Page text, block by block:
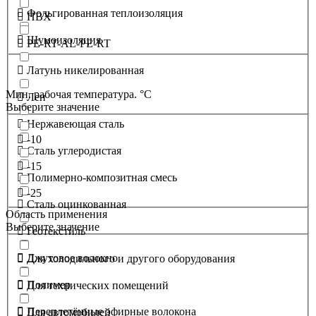
Фольгированная теплоизоляция
Шумоизоляция
ПВХ
PE-RT-AL-PE-RT
Латунь никелированная
Лен
Нержавеющая сталь
Сталь углеродистая
Полимерно-композитная смесь
Сталь оцинкованная
Геотекстиль
Джутовое волокно
Полимер
Переплетённые эфирные волокона
Мин. рабочая температура. °С
Выберите значение
-10
-15
-25
Область применения
Выберите значение
Для холодильного и другого оборудования
Для технических помещений
Для автомобилей